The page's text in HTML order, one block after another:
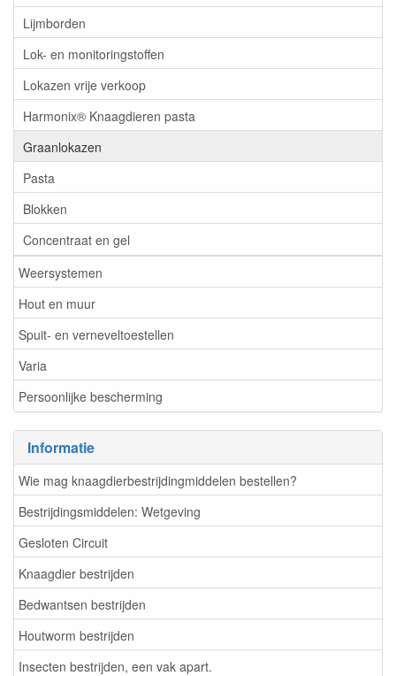
Lijmborden
Lok- en monitoringstoffen
Lokazen vrije verkoop
Harmonix® Knaagdieren pasta
Graanlokazen
Pasta
Blokken
Concentraat en gel
Weersystemen
Hout en muur
Spuit- en verneveltoestellen
Varia
Persoonlijke bescherming
Informatie
Wie mag knaagdierbestrijdingmiddelen bestellen?
Bestrijdingsmiddelen: Wetgeving
Gesloten Circuit
Knaagdier bestrijden
Bedwantsen bestrijden
Houtworm bestrijden
Insecten bestrijden, een vak apart.